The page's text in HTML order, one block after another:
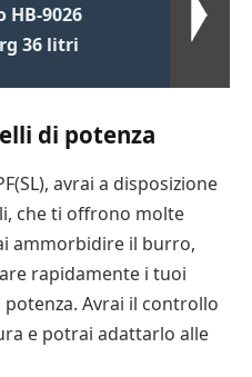
HB-9026
36 litri
di potenza
avrai a disposizione
che ti offrono molte
ammorbidire il burro,
rapidamente i tuoi
Avrai il controllo
e potrai adattarlo alle